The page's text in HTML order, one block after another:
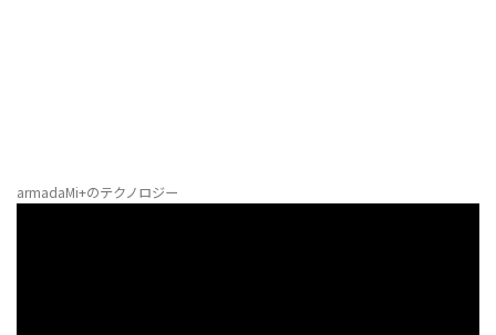
armadaMi+のテクノロジー